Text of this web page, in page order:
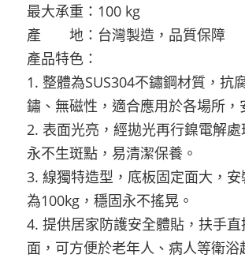
最大承重：100 kg
產 地：台灣製造，品質保障
產品特色：
1. 整體為SUS304不鏽鋼材質，抗
鏽、無磁性，適合應用於各場所，
2. 表面光亮，經拋光再行鎳電解
永不生斑點，易清潔保養。
3. 線獨特造型，底板固定面大，
為100kg，穩固永不搖晃。
4. 提供居家防護安全體貼，扶手
面，可方便於老年人、病人等衛浴